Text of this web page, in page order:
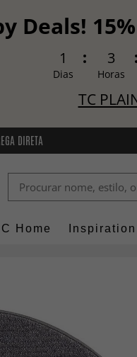
Deals! 15%
1
Dias
3
Horas
TC
DIRETA
Home Inspiration